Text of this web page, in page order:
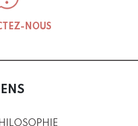
NOUS